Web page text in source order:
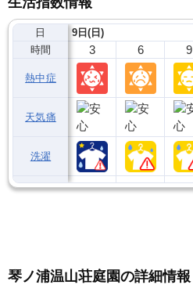
日
時間
熱中症
天気痛
洗濯
9日(日)
3 6 9
琴ノ浦温山荘庭園の詳細情報